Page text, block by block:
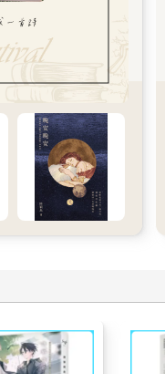
避免衝突，但現在並沒
示，單板滑雪客也都會
當比較新的運動，所以
常客至今仍然把單板滑
讓他們享受滑雪樂趣而
雪場內橫衝直撞，原本
客無法預測單板滑雪客
場的規定放在眼裡，不
也難怪那些雙板滑雪客
能會造成雙板滑雪客減
之後，作出了這樣的決
放單板滑雪客入場後，
樣的決定，滑雪場或許